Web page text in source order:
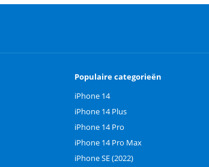
Populaire categorieën
iPhone 14
iPhone 14 Plus
iPhone 14 Pro
iPhone 14 Pro Max
iPhone SE (2022)